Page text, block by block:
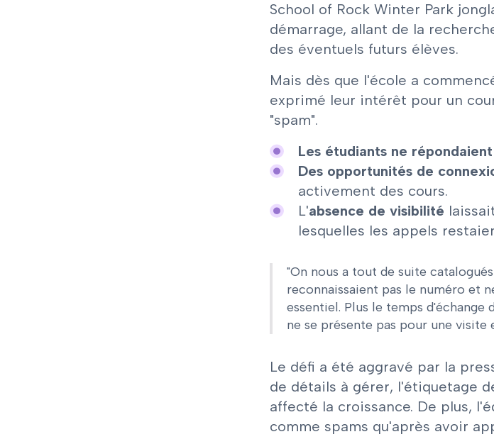
School of Rock Winter Park
démarrage, allant de la
des éventuels futurs élèves.
Mais dès que l'école a
exprimé leur intérêt pour un
"spam".
Les étudiants ne
Des opportunités de
activement des cours.
L'absence de visibilité
lesquelles les appels
"On nous a tout de suite
reconnaissaient pas le numéro et
essentiel. Plus le temps
ne se présente pas pour une visite
Le défi a été aggravé par la
de détails à gérer, l'étiquetage
affecté la croissance. De plus,
comme spams qu'après avoir